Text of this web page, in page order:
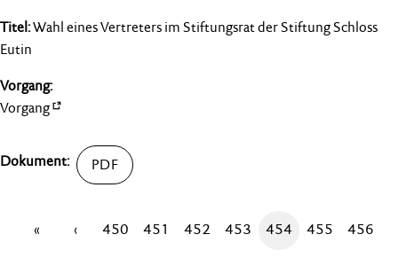
Wahl eines Vertreters im Stiftungsrat der Stiftung Schloss
Eutin
Vorgang
« ‹ 450 451 452 453 454 455 456